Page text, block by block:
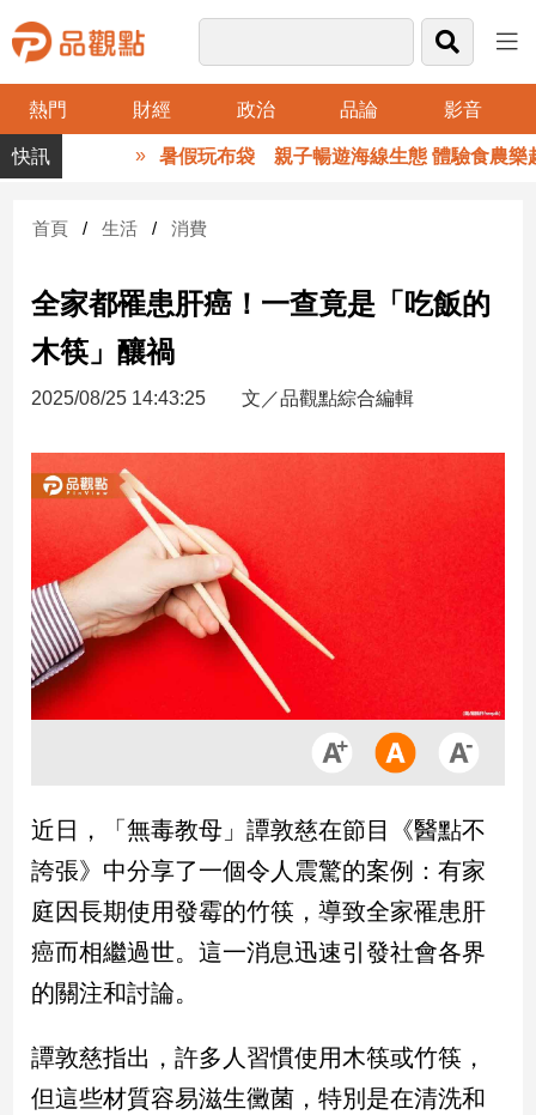
熱門 財經 政治 品論 影音
品
觀
財
台
財
新
產
經/
市
房
地
產
品
政
治
政
治
焦
品
點
民
暑假玩布袋 親子暢遊海線生態 體驗食農樂趣
首頁 生活 消費
全家都罹患肝癌！一查竟是「吃飯的
木筷」釀禍
2025/08/25 14:43:25 文／品觀點綜合編輯
近日，「無毒教母」譚敦慈在節目《醫點不
誇張》中分享了一個令人震驚的案例：有家
庭因長期使用發霉的竹筷，導致全家罹患肝
癌而相繼過世。這一消息迅速引發社會各界
的關注和討論。
譚敦慈指出，許多人習慣使用木筷或竹筷，
但這些材質容易滋生黴菌，特別是在清洗和